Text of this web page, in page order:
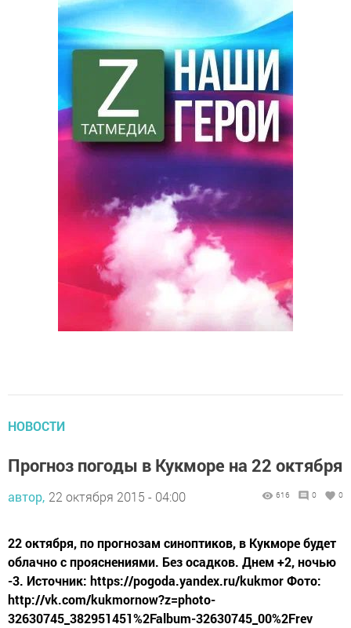
НОВОСТИ
Прогноз погоды в Кукморе на 22 октября
автор, 22 октября 2015 - 04:00 616 0 0
22 октября, по прогнозам синоптиков, в Кукморе будет
облачно с прояснениями. Без осадков. Днем +2, ночью
-3. Источник: https://pogoda.yandex.ru/kukmor Фото:
http://vk.com/kukmornow?z=photo-
32630745_382951451%2Falbum-32630745_00%2Frev